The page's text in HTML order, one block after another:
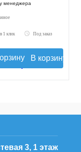
менеджера
1 клик Под заказ
В корзину
3, 1 этаж